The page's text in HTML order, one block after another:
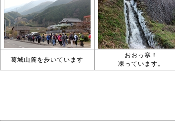
葛城山麓を歩いています
おおっ寒！
凍っています。